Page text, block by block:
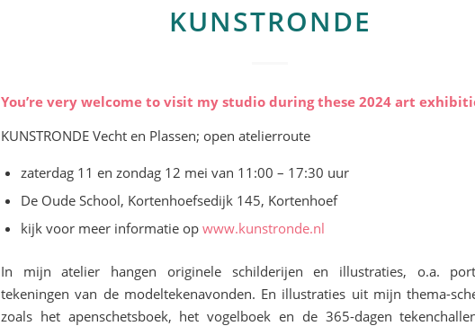
KUNSTRONDE
You’re very welcome to visit my studio during these 2024 art
KUNSTRONDE Vecht en Plassen; open atelierroute
zaterdag 11 en zondag 12 mei van 11:00 – 17:30 uur
De Oude School, Kortenhoefsedijk 145, Kortenhoef
kijk voor meer informatie op www.kunstronde.nl
In mijn atelier hangen originele schilderijen en illustraties, o.a.
tekeningen van de modeltekenavonden. En illustraties uit mijn thema-
zoals het apenschetsboek, het vogelboek en de 365-dagen